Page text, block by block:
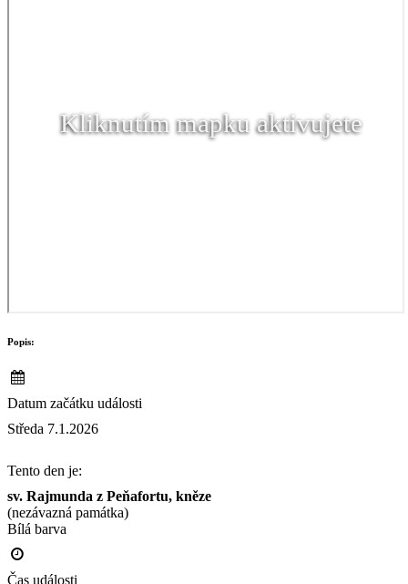
Kliknutím mapku aktivujete
Popis:
Datum začátku události
Středa 7.1.2026
Tento den je:
sv. Rajmunda z Peňafortu, kněze
(nezávazná památka)
Bílá barva
Čas události